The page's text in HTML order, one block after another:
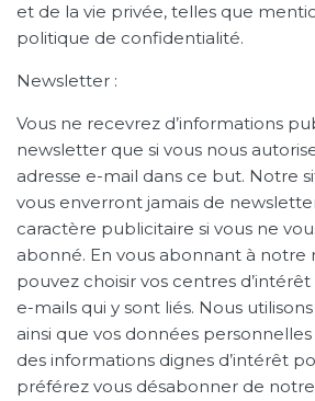
et de la vie privée, telles que
politique de confidentialité.
Newsletter :
Vous ne recevrez d’informations
newsletter que si vous nous
adresse e-mail dans ce but. Notre
vous enverront jamais de
caractère publicitaire si vous ne
abonné. En vous abonnant à notre
pouvez choisir vos centres
e-mails qui y sont liés. Nous
ainsi que vos données
des informations dignes d’intérêt
préférez vous désabonner de